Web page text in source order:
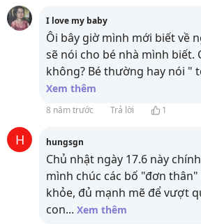
I love my baby
Ôi bây giờ mình mới biết về
sẽ nói cho bé nhà mình biết.
không? Bé thường hay nói "
Xem thêm
8 năm trước Trả lời 1
H hungsgn
Chủ nhật ngày 17.6 này
mình chúc các bố "đơn
khỏe, đủ mạnh mẽ để vượt
con... Xem thêm